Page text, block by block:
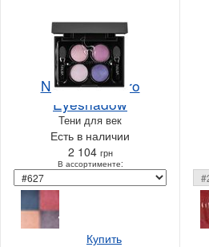
NoUBA Quattro
Eyeshadow
Тени для век
Есть в наличии
2 104 грн
В ассортименте:
Купить